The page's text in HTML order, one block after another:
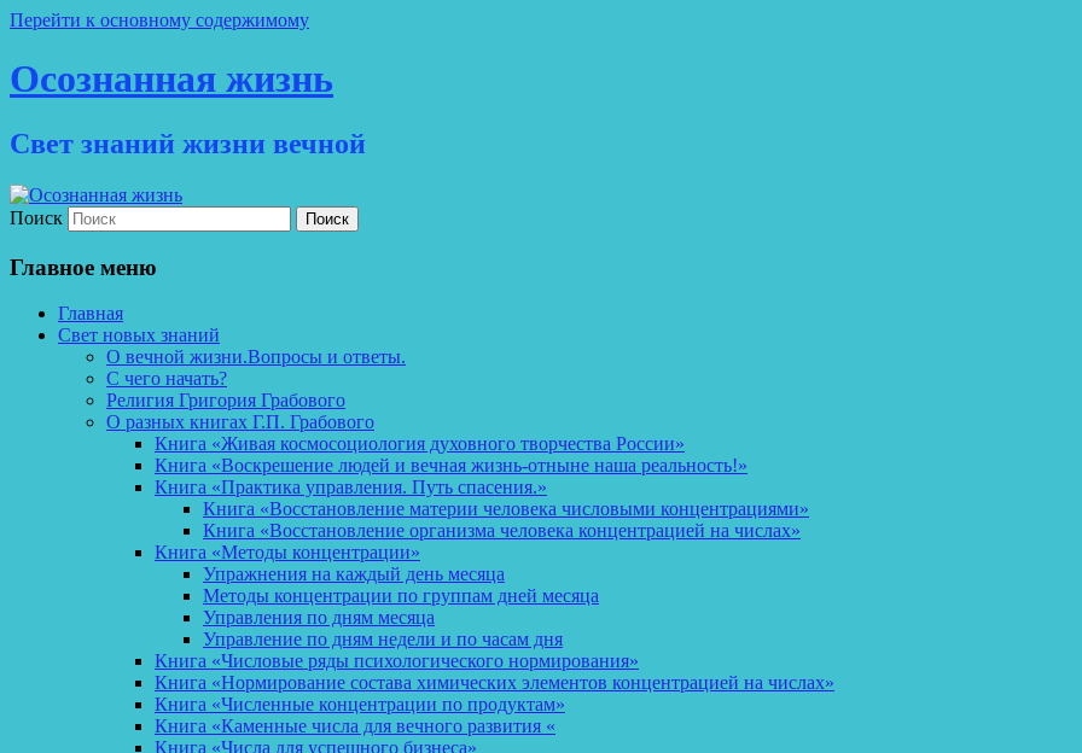
Перейти к основному содержимому
Осознанная жизнь
Свет знаний жизни вечной
Поиск
Главное меню
Главная
Свет новых знаний
О вечной жизни.Вопросы и ответы.
С чего начать?
Религия Григория Грабового
О разных книгах Г.П. Грабового
Книга «Живая космосоциология духовного творчества России»
Книга «Воскрешение людей и вечная жизнь-отныне наша реальность!»
Книга «Практика управления. Путь спасения.»
Книга «Восстановление материи человека числовыми концентрациями»
Книга «Восстановление организма человека концентрацией на числах»
Книга «Методы концентрации»
Упражнения на каждый день месяца
Методы концентрации по группам дней месяца
Управления по дням месяца
Управление по дням недели и по часам дня
Книга «Числовые ряды психологического нормирования»
Книга «Нормирование состава химических элементов концентрацией на числах»
Книга «Численные концентрации по продуктам»
Книга «Каменные числа для вечного развития «
Книга «Числа для успешного бизнеса»